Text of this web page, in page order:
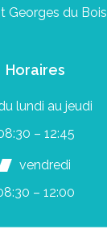
Georges du Bois
Horaires
lundi au jeudi
– 12:45
vendredi
– 12:00